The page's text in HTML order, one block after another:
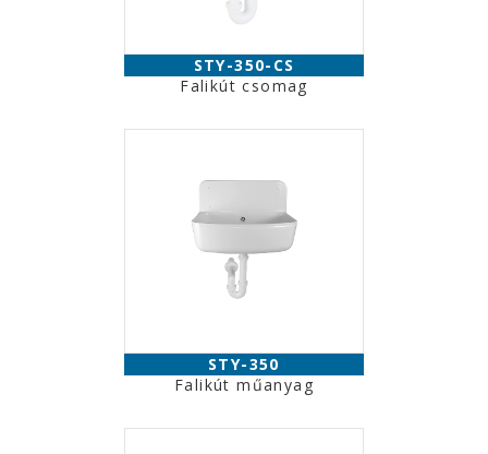
STY-350-CS
Falikút csomag
STY-350
Falikút műanyag